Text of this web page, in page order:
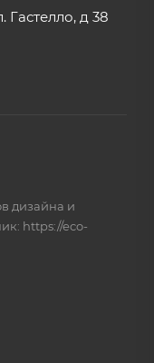
Гастелло, д 38
дизайна и
https://eco-